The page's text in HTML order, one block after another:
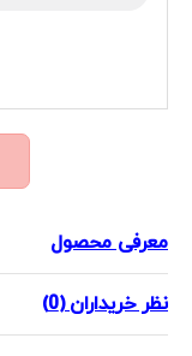
معرفی محصول
نظر خریداران (0)